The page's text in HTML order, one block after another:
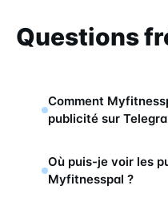
Questions
Comment
publicité sur
Où puis-je voir les
Myfitnesspal ?